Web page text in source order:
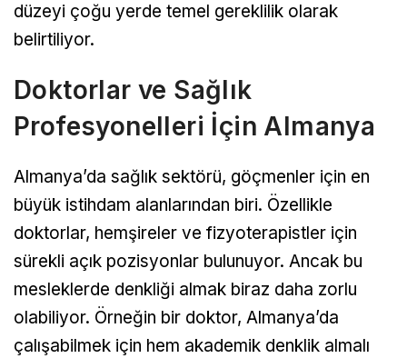
düzeyi çoğu yerde temel gereklilik olarak
belirtiliyor.
Doktorlar ve Sağlık
Profesyonelleri İçin Almanya
Almanya’da sağlık sektörü, göçmenler için en
büyük istihdam alanlarından biri. Özellikle
doktorlar, hemşireler ve fizyoterapistler için
sürekli açık pozisyonlar bulunuyor. Ancak bu
mesleklerde denkliği almak biraz daha zorlu
olabiliyor. Örneğin bir doktor, Almanya’da
çalışabilmek için hem akademik denklik almalı